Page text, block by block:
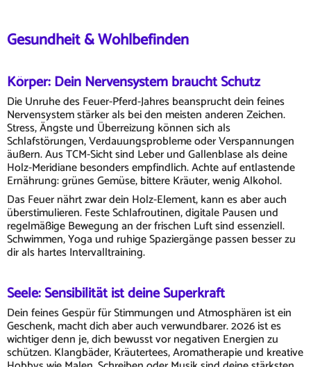
Gesundheit & Wohlbefinden
Körper: Dein Nervensystem braucht Schutz
Die Unruhe des Feuer-Pferd-Jahres beansprucht dein feines
Nervensystem stärker als bei den meisten anderen Zeichen.
Stress, Ängste und Überreizung können sich als
Schlafstörungen, Verdauungsprobleme oder Verspannungen
äußern. Aus TCM-Sicht sind Leber und Gallenblase als deine
Holz-Meridiane besonders empfindlich. Achte auf entlastende
Ernährung: grünes Gemüse, bittere Kräuter, wenig Alkohol.
Das Feuer nährt zwar dein Holz-Element, kann es aber auch
überstimulieren. Feste Schlafroutinen, digitale Pausen und
regelmäßige Bewegung an der frischen Luft sind essenziell.
Schwimmen, Yoga und ruhige Spaziergänge passen besser zu
dir als hartes Intervalltraining.
Seele: Sensibilität ist deine Superkraft
Dein feines Gespür für Stimmungen und Atmosphären ist ein
Geschenk, macht dich aber auch verwundbarer. 2026 ist es
wichtiger denn je, dich bewusst vor negativen Energien zu
schützen. Klangbäder, Kräutertees, Aromatherapie und kreative